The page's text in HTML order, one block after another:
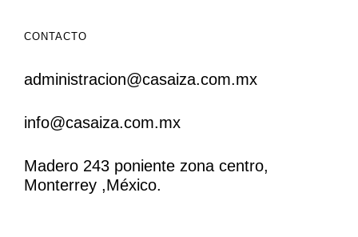
CONTACTO
administracion@casaiza.com.mx
info@casaiza.com.mx
Madero 243 poniente zona centro,
Monterrey ,México.